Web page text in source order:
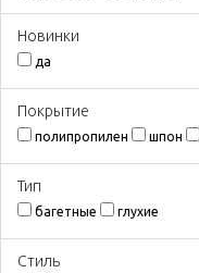
Новинки
да
Покрытиe
полипропилен шпон
Тип
багетные глухие
Стиль